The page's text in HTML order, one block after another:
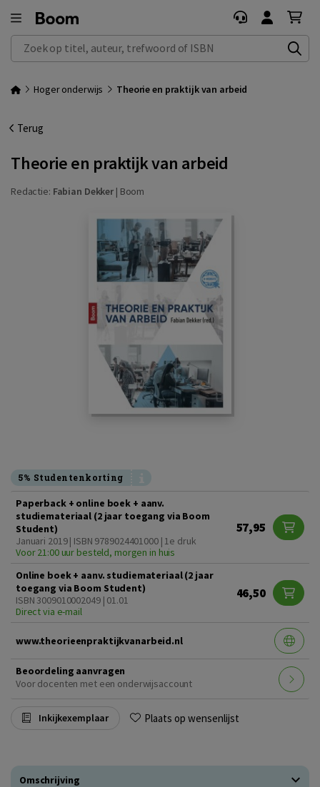
Zoek op titel, auteur, trefwoord of ISBN
Hoger onderwijs Theorie en praktijk van arbeid
Terug
Theorie en praktijk van arbeid
Redactie: Fabian Dekker | Boom
5% Studentenkorting
Paperback + online boek + aanv.
studiemateriaal (2 jaar toegang via Boom
Student)
Januari 2019 | ISBN 9789024401000 | 1e druk
Voor 21:00 uur besteld, morgen in huis
57,95
Online boek + aanv. studiemateriaal (2 jaar
toegang via Boom Student)
ISBN 3009010002049 | 01.01
Direct via e-mail
46,50
www.theorieenpraktijkvanarbeid.nl
Beoordeling aanvragen
Voor docenten met een onderwijsaccount
Inkijkexemplaar Plaats op wensenlijst
Omschrijving